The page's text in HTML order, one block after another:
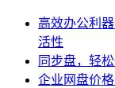
高效办公利
活性
同步盘，轻
企业网盘价